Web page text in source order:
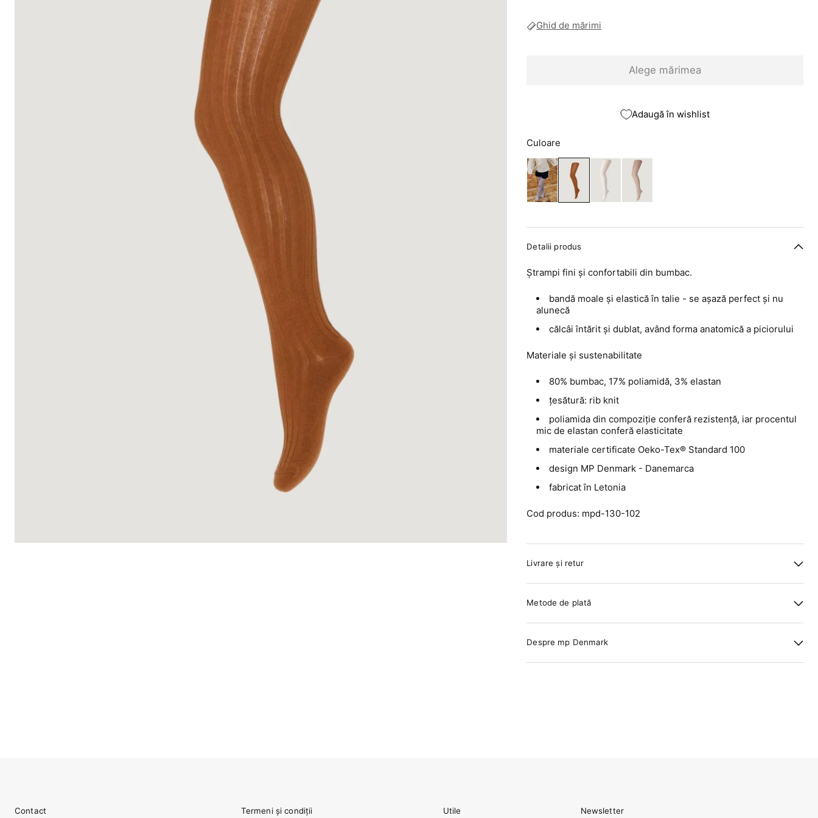
Ghid de mărimi
Alege mărimea
Adaugă în wishlist
Culoare
Detalii produs
Ștrampi fini și confortabili din bumbac.
bandă moale și elastică în talie - se așază perfect și nu
alunecă
călcâi întărit și dublat, având forma anatomică a piciorului
Materiale și sustenabilitate
80% bumbac, 17% poliamidă, 3% elastan
țesătură: rib knit
poliamida din compoziție conferă rezistență, iar procentul
mic de elastan conferă elasticitate
materiale certificate Oeko-Tex® Standard 100
design MP Denmark - Danemarca
fabricat în Letonia
Cod produs: mpd-130-102
Livrare și retur
Metode de plată
Despre mp Denmark
Contact Termeni și condiții Utile Newsletter